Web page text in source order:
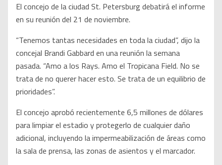
El concejo de la ciudad St. Petersburg debatirá el informe
en su reunión del 21 de noviembre.
“Tenemos tantas necesidades en toda la ciudad”, dijo la
concejal Brandi Gabbard en una reunión la semana
pasada. “Amo a los Rays. Amo el Tropicana Field. No se
trata de no querer hacer esto. Se trata de un equilibrio de
prioridades”.
El concejo aprobó recientemente 6,5 millones de dólares
para limpiar el estadio y protegerlo de cualquier daño
adicional, incluyendo la impermeabilización de áreas como
la sala de prensa, las zonas de asientos y el marcador.